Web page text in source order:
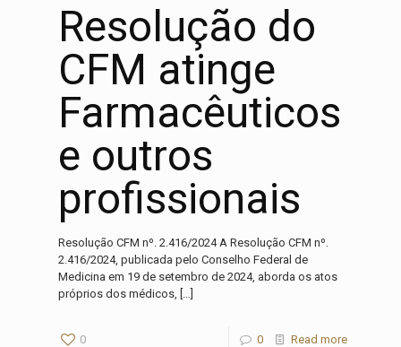
Resolução do
CFM atinge
Farmacêuticos
e outros
profissionais
Resolução CFM nº. 2.416/2024 A Resolução CFM nº.
2.416/2024, publicada pelo Conselho Federal de
Medicina em 19 de setembro de 2024, aborda os atos
próprios dos médicos, […]
0 0 Read more